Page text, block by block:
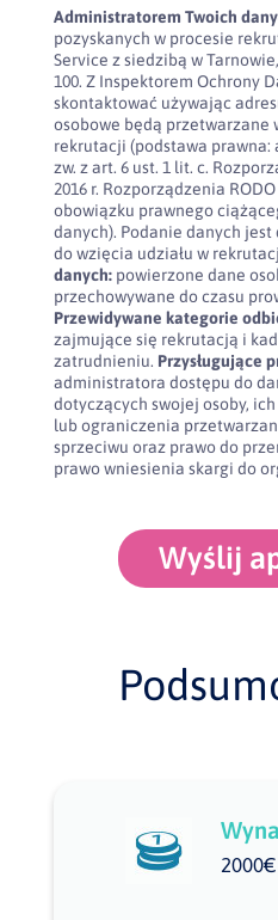
Administratorem Twoich
pozyskanych w procesie
Service z siedzibą w
100. Z Inspektorem Ochrony
skontaktować używając
osobowe będą przetwarzane
rekrutacji (podstawa prawna:
zw. z art. 6 ust. 1 lit. c.
2016 r. Rozporządzenia
obowiązku prawnego
danych). Podanie danych
do wzięcia udziału w
danych:powierzone dane
przechowywane do czasu
Przewidywane kategorie
zajmujące się rekrutacją i
zatrudnieniu. Przysługujące
administratora dostępu do
dotyczących swojej osoby,
lub ograniczenia
sprzeciwu oraz prawo do
prawo wniesienia skargi do
Wyślij